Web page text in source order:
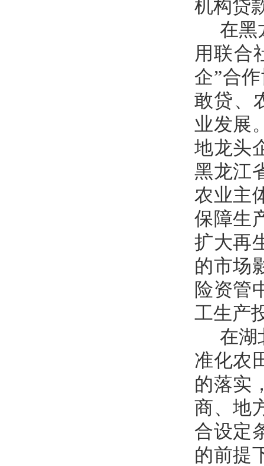
机构贷
在黑
用联合
企”合
敢贷、
业发展
地龙头
黑龙江
农业主
保障生
扩大再
的市场
险资管
工生产
在湖
准化农
的落实
商、地
合设定
的前提